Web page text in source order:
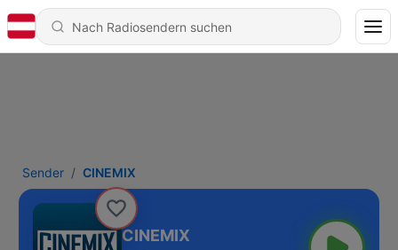
Sender CINEMIX
CINEMIX